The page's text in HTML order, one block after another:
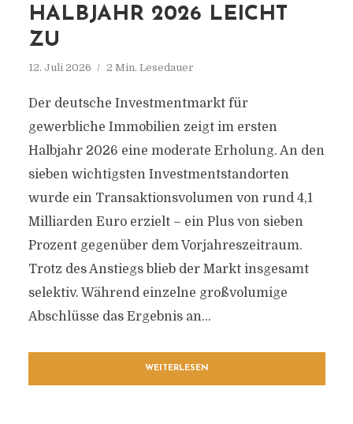
HALBJAHR 2026 LEICHT
ZU
12. Juli 2026 2 Min. Lesedauer
Der deutsche Investmentmarkt für
gewerbliche Immobilien zeigt im ersten
Halbjahr 2026 eine moderate Erholung. An den
sieben wichtigsten Investmentstandorten
wurde ein Transaktionsvolumen von rund 4,1
Milliarden Euro erzielt – ein Plus von sieben
Prozent gegenüber dem Vorjahreszeitraum.
Trotz des Anstiegs blieb der Markt insgesamt
selektiv. Während einzelne großvolumige
Abschlüsse das Ergebnis an...
WEITERLESEN